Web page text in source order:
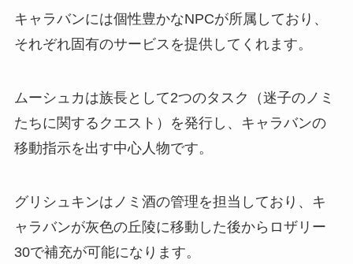
キャラバンには個性豊かなNPCが所属しており、
それぞれ固有のサービスを提供してくれます。
ムーシュカは族長として2つのタスク（迷子のノミ
たちに関するクエスト）を発行し、キャラバンの
移動指示を出す中心人物です。
グリシュキンはノミ酒の管理を担当しており、キ
ャラバンが灰色の丘陵に移動した後からロザリー
30で補充が可能になります。